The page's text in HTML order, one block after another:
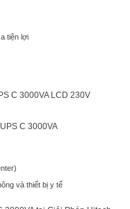
tiện lợi
C 3000VA LCD 230V
C 3000VA
và thiết bị y tế